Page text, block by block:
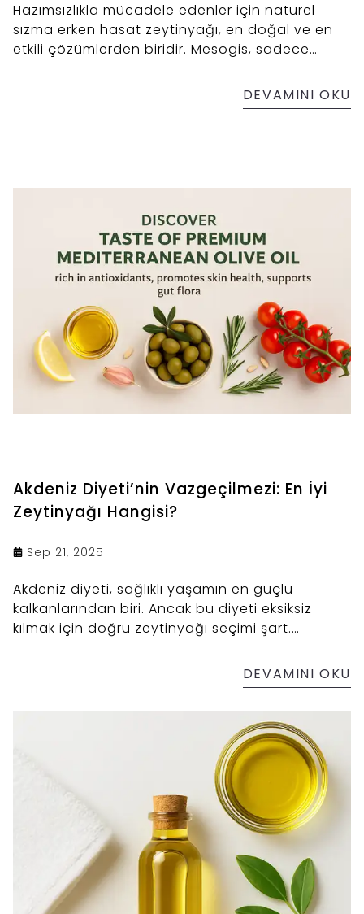
Hazımsızlıkla mücadele edenler için naturel
sızma erken hasat zeytinyağı, en doğal ve en
etkili çözümlerden biridir. Mesogis, sadece
getirir. Çünkü sağlıklı bir yaşam, sağlıklıDEVAMINI OKU
Akdeniz Diyeti’nin Vazgeçilmezi: En İyi
Zeytinyağı Hangisi?
Sep 21, 2025
Akdeniz diyeti, sağlıklı yaşamın en güçlü
kalkanlarından biri. Ancak bu diyeti eksiksiz
kılmak için doğru zeytinyağı seçimi şart.
sızma özellikleriyle hem sağlığınızı hem de
DEVAMINI OKU